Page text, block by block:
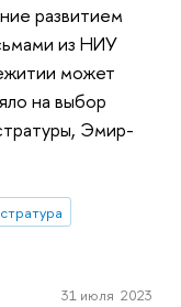
развитием
из НИУ
может
на выбор
Эмир-
31 июля 2023